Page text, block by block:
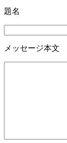
題名
メッセージ本文